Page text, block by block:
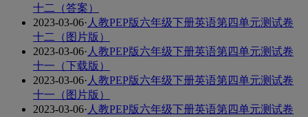
十二（答案）
2023-03-06· 人教PEP版六年级下册英语第四单元测试卷
十二（图片版）
2023-03-06· 人教PEP版六年级下册英语第四单元测试卷
十一（下载版）
2023-03-06· 人教PEP版六年级下册英语第四单元测试卷
十一（图片版）
2023-03-06· 人教PEP版六年级下册英语第四单元测试卷